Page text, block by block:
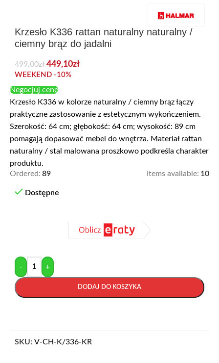
Krzesło K336 rattan naturalny naturalny /
ciemny brąz do jadalni
499,00zł 449,10zł
WEEKEND -10%
Negocjuj cenę
Krzesło K336 w kolorze naturalny / ciemny brąz łączy
praktyczne zastosowanie z estetycznym wykończeniem.
Szerokość: 64 cm; głębokość: 64 cm; wysokość: 89 cm
pomagają dopasować mebel do wnętrza. Materiał rattan
naturalny / stal malowana proszkowo podkreśla charakter
produktu.
Ordered: 89 Items available: 10
Dostępne
- +
DODAJ DO KOSZYKA
SKU: V-CH-K/336-KR